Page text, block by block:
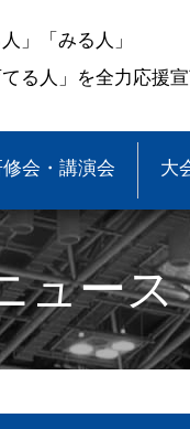
」「みる人」
てる人」を全力応援
会・講演会 大
ュース